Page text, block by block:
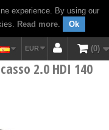
experience. By using our
Read more. Ok
0
EUR
2.0 HDI 140